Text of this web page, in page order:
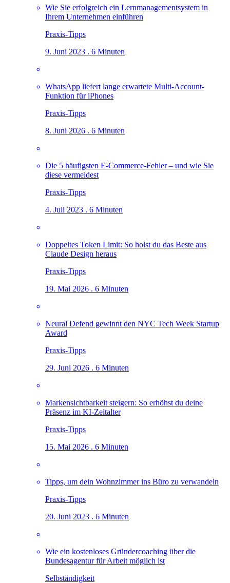
Wie Sie erfolgreich ein Lernmanagementsystem in
Ihrem Unternehmen einführen
Praxis-Tipps
9. Juni 2023 . 6 Minuten
WhatsApp liefert lange erwartete Multi-Account-
Funktion für iPhones
Praxis-Tipps
8. Juni 2026 . 6 Minuten
Die 5 häufigsten E-Commerce-Fehler – und wie Sie
diese vermeidest
Praxis-Tipps
4. Juli 2023 . 6 Minuten
Doppeltes Token Limit: So holst du das Beste aus
Claude Design heraus
Praxis-Tipps
19. Mai 2026 . 6 Minuten
Neural Defend gewinnt den NYC Tech Week Startup
Award
Praxis-Tipps
29. Juni 2026 . 6 Minuten
Markensichtbarkeit steigern: So erhöhst du deine
Präsenz im KI-Zeitalter
Praxis-Tipps
15. Mai 2026 . 6 Minuten
Tipps, um dein Wohnzimmer ins Büro zu verwandeln
Praxis-Tipps
20. Juni 2023 . 6 Minuten
Wie ein kostenloses Gründercoaching über die
Bundesagentur für Arbeit möglich ist
Selbständigkeit